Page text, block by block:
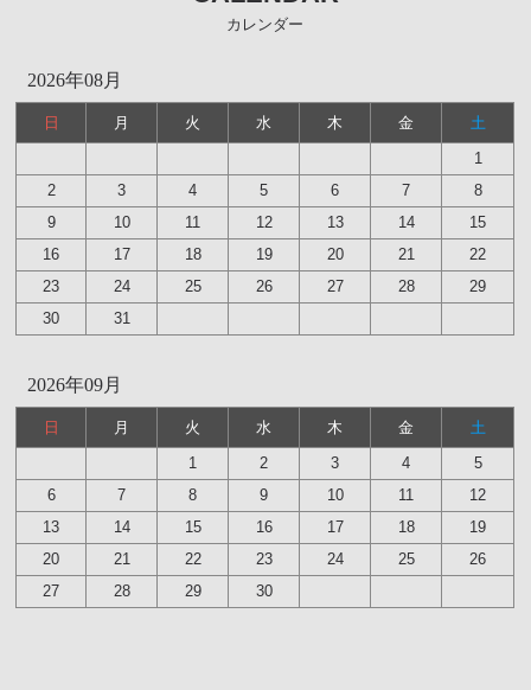
カレンダー
2026年08月
日 月 火 水 木 金
土
1
2
3 4 5 6 7
8
9
10 11 12 13 14
15
16
17 18 19 20 21
22
23
24 25 26 27 28
29
30
31
2026年09月
日 月 火 水 木 金
土
1
2 3 4
5
6
7 8 9 10 11
12
13
14 15 16 17 18
19
20
21 22 23 24 25
26
27
28 29 30